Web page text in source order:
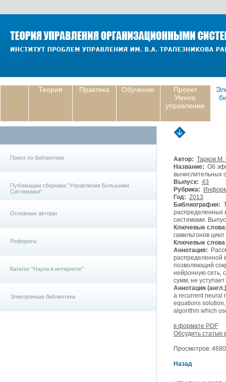
Теория Практика Обучение
Проект
Умное
управление
Поиск по библиотеке
Публикации сборника "Управление Большими
Системами"
Основные авторы
Рефераты
Каталог "Наука в интернете"
Электронные библиотеки
Автор: Тарков М.
Название: Об
вычислительных
Выпуск: 43
Рубрика:
Год: 2013
Библиография:
распределенных
системами.
Ключевые
гамильтонов цикл
Ключевые слова
Аннотация:
распределенной
позволяющий
нейронную сеть,
сумм, не
Аннотация
a recurrent neural
equations
algorithm which
в формате PDF
Обсудить статью
Просмотров:
Назад